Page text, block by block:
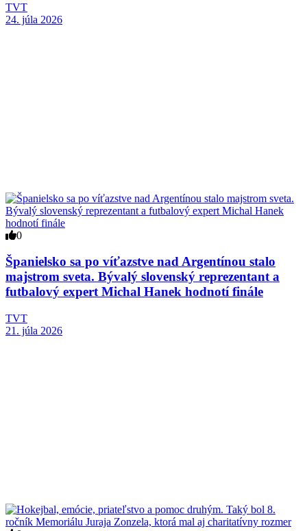
TVT
24. júla 2026
0
Španielsko sa po víťazstve nad Argentínou stalo
majstrom sveta. Bývalý slovenský reprezentant a
futbalový expert Michal Hanek hodnotí finále
TVT
21. júla 2026